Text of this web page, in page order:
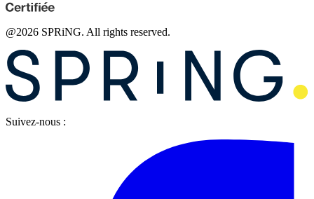
@2026 SPRiNG. All rights reserved.
Suivez-nous :